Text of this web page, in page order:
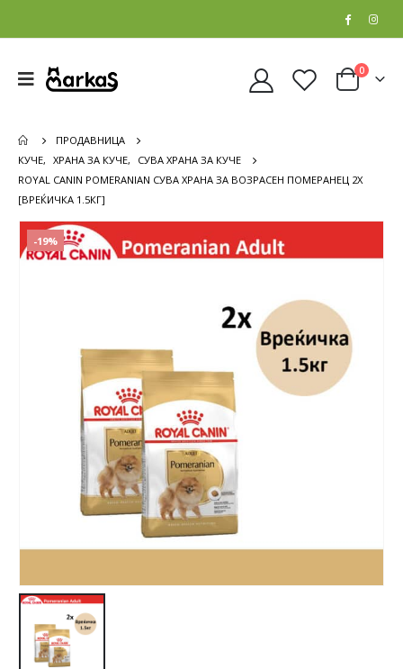
0
ПРОДАВНИЦА
КУЧЕ, ХРАНА ЗА КУЧЕ,
СУВА ХРАНА ЗА КУЧЕ
ROYAL CANIN POMERANIAN СУВА ХРАНА ЗА ВОЗРАСЕН ПОМЕРАНЕЦ 2X
[ВРЕЌИЧКА 1.5КГ]
-19%